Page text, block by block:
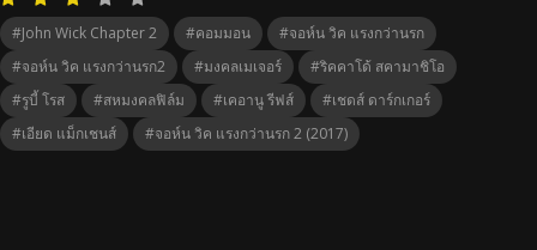
#John Wick Chapter 2 #คอมมอน
#จอห์น วิค แรงกว่านรก
#จอห์น วิค แรงกว่านรก2
#มงคลเมเจอร์
#ริคคาโด้ สคามาชิโอ
#รูบี้ โรส
#สหมงคลฟิล์ม #เคอานู รีฟส์
#เชดส์ ดาร์กเกอร์
#เอียด แม็กเชนส์
#จอห์น วิค แรงกว่านรก 2 (2017)